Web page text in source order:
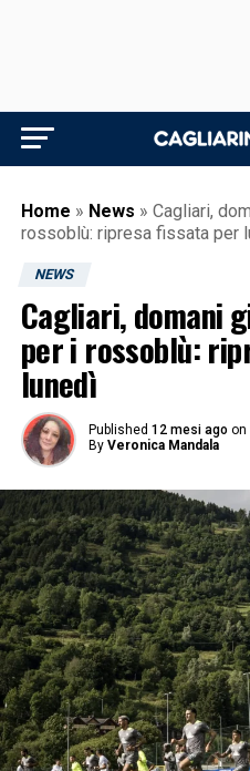
Home » News » Cagliari,
rossoblù: ripresa fissata per
NEWS
Cagliari, domani
per i rossoblù:
lunedì
Published 12 mesi ago on
By Veronica Mandala